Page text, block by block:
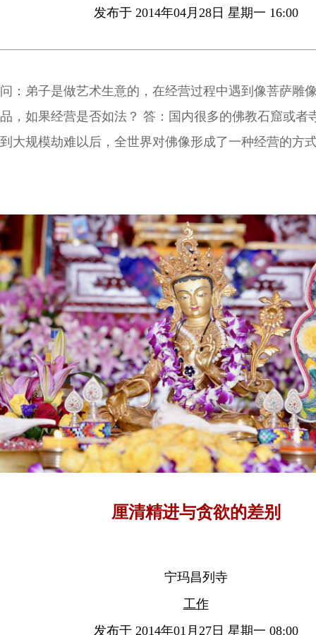
发布于 2014年04月28日 星期一 16:00
问：弟子是做艺术生意的，在经营过程中遇到像菩萨雕
品，如果经营是否如法？ 答：国内很多的佛教石窟或者
到大规模劫难以后，全世界对佛像形成了一种经营的方
远离不开艺术，艺术能够达到尽善尽美的终极追求也是
全世界文化艺术的顶峰，都是将宗教思想表现到最完美
佛经之外，人们更多的还是通过艺术作品认识宗教。但
把佛菩萨的头颅“砍下来”当艺术作品，我觉得不太好。
流社会家庭以摆放这样的艺术品为潮流，但是很少看到
基督的头砍下来放在桌上的。他们展示这些局部佛像的
多的心态是炫耀掠夺的战利品。所以如果你们要做关于
品，要尽量做完整。 我不反对把佛像、菩萨像艺术化，
越好。游历藏区的寺庙，每一个雕塑、壁画作品都是美
云冈石窟、河南龙门石窟、甘肃敦煌石窟的艺术境界非
是现代能工巧匠们望尘莫及的。原因何在？开凿那些石
艺术。 佛教中，造像的功德非常大，精美的佛教艺术是
厘清精进与贪欲的差别
宁玛昌列寺
工作
发布于 2014年01月27日 星期一 08:00